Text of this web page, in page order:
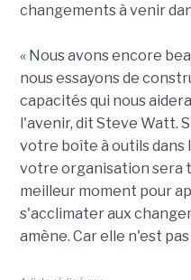
changements à venir
« Nous avons encore
nous essayons de
capacités qui nous
l'avenir, dit Steve Watt.
votre boîte à outils dans
votre organisation sera
meilleur moment pour
s'acclimater aux
amène. Car elle n'est